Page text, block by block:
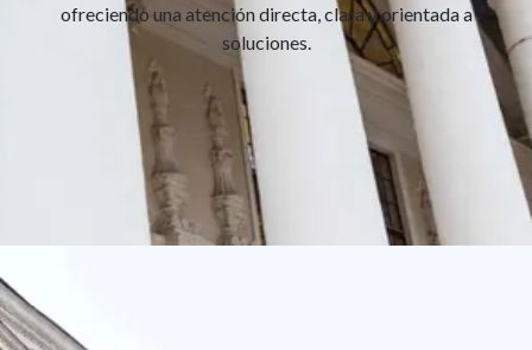
ofreciendo una atención directa, clara y orientada a
soluciones.